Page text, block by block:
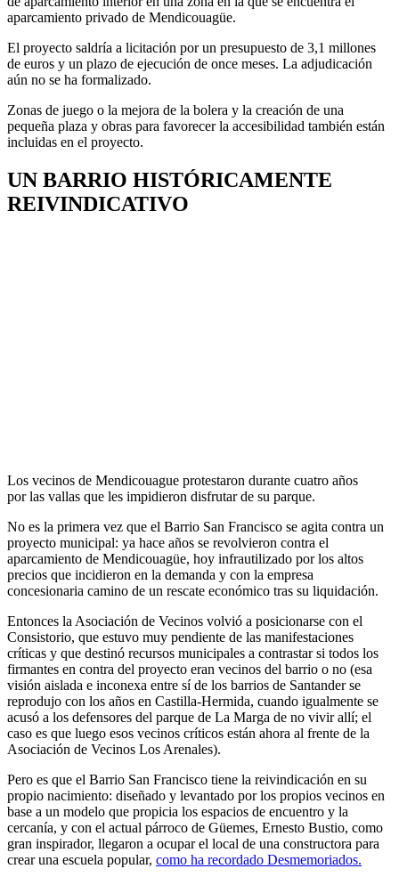
aparcamiento privado de Mendicouagüe.
El proyecto saldría a licitación por un presupuesto de 3,1 millones
de euros y un plazo de ejecución de once meses. La adjudicación
aún no se ha formalizado.
Zonas de juego o la mejora de la bolera y la creación de una
pequeña plaza y obras para favorecer la accesibilidad también están
incluidas en el proyecto.
UN BARRIO HISTÓRICAMENTE
REIVINDICATIVO
Los vecinos de Mendicouague protestaron durante cuatro años
por las vallas que les impidieron disfrutar de su parque.
No es la primera vez que el Barrio San Francisco se agita contra un
proyecto municipal: ya hace años se revolvieron contra el
aparcamiento de Mendicouagüe, hoy infrautilizado por los altos
precios que incidieron en la demanda y con la empresa
concesionaria camino de un rescate económico tras su liquidación.
Entonces la Asociación de Vecinos volvió a posicionarse con el
Consistorio, que estuvo muy pendiente de las manifestaciones
críticas y que destinó recursos municipales a contrastar si todos los
firmantes en contra del proyecto eran vecinos del barrio o no (esa
visión aislada e inconexa entre sí de los barrios de Santander se
reprodujo con los años en Castilla-Hermida, cuando igualmente se
acusó a los defensores del parque de La Marga de no vivir allí; el
caso es que luego esos vecinos críticos están ahora al frente de la
Asociación de Vecinos Los Arenales).
Pero es que el Barrio San Francisco tiene la reivindicación en su
propio nacimiento: diseñado y levantado por los propios vecinos en
base a un modelo que propicia los espacios de encuentro y la
cercanía, y con el actual párroco de Güemes, Ernesto Bustio, como
gran inspirador, llegaron a ocupar el local de una constructora para
crear una escuela popular, como ha recordado Desmemoriados.